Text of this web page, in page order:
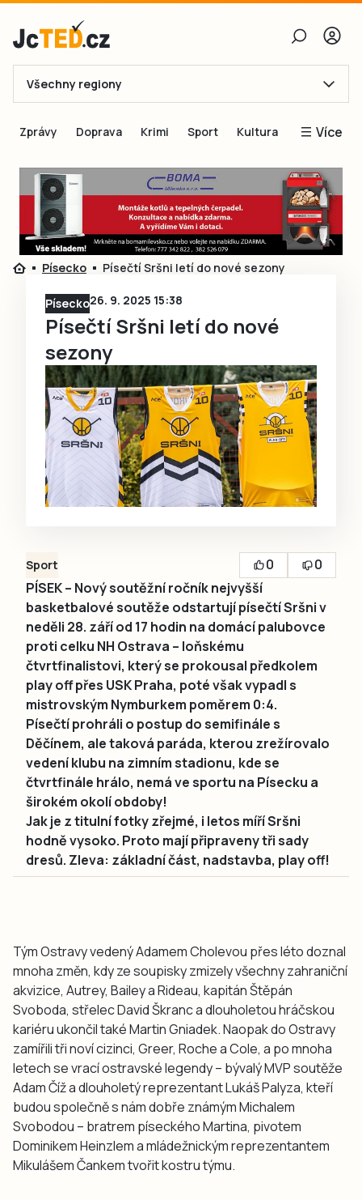
E-mail
Obnovit heslo
Přihlásit se
Přihlásit se přes Facebook
Ještě nemám účet, chci se
Všechny regiony
Zprávy Doprava Krimi Sport Kultura Více
Blogy
Inspirace
Čtenáři píší
Speciální přílohy
Inzerce
Písecko Písečtí Sršni letí do nové sezony
Písecko26. 9. 2025 15:38
Písečtí Sršni letí do nové
sezony
Sport 0
0
PÍSEK – Nový soutěžní ročník nejvyšší
basketbalové soutěže odstartují písečtí Sršni v
neděli 28. září od 17 hodin na domácí palubovce
proti celku NH Ostrava – loňskému
čtvrtfinalistovi, který se prokousal předkolem
play off přes USK Praha, poté však vypadl s
mistrovským Nymburkem poměrem 0:4.
Písečtí prohráli o postup do semifinále s
Děčínem, ale taková paráda, kterou zrežírovalo
vedení klubu na zimním stadionu, kde se
čtvrtfinále hrálo, nemá ve sportu na Písecku a
širokém okolí obdoby!
Jak je z titulní fotky zřejmé, i letos míří Sršni
hodně vysoko. Proto mají připraveny tři sady
dresů. Zleva: základní část, nadstavba, play off!
Tým Ostravy vedený Adamem Cholevou přes léto doznal
mnoha změn, kdy ze soupisky zmizely všechny zahraniční
akvizice, Autrey, Bailey a Rideau, kapitán Štěpán
Svoboda, střelec David Škranc a dlouholetou hráčskou
kariéru ukončil také Martin Gniadek. Naopak do Ostravy
zamířili tři noví cizinci, Greer, Roche a Cole, a po mnoha
letech se vrací ostravské legendy – bývalý MVP soutěže
Adam Číž a dlouholetý reprezentant Lukáš Palyza, kteří
budou společně s nám dobře známým Michalem
Svobodou – bratrem píseckého Martina, pivotem
Dominikem Heinzlem a mládežnickým reprezentantem
Mikulášem Čankem tvořit kostru týmu.